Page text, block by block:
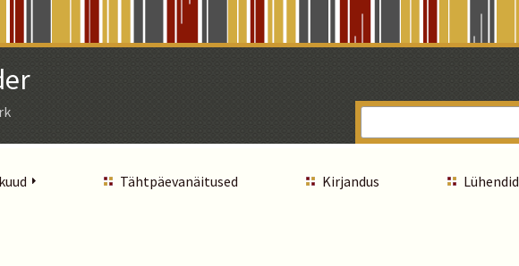
Tähtpäevanäitused Kirjandus Lühendid